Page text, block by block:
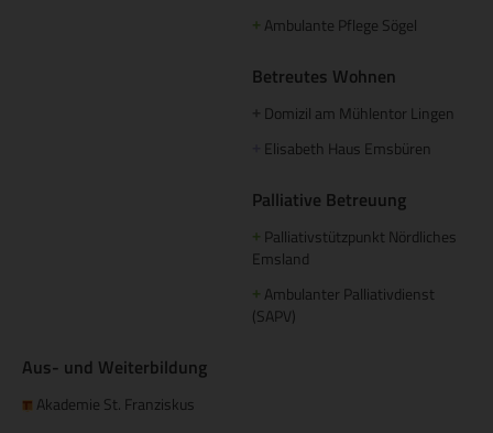
+ Ambulante Pflege Sögel
Betreutes Wohnen
Domizil am Mühlentor Lingen
Elisabeth Haus Emsbüren
Palliative Betreuung
+ Palliativstützpunkt Nördliches
Emsland
+ Ambulanter Palliativdienst
(SAPV)
Aus- und Weiterbildung
Akademie St. Franziskus